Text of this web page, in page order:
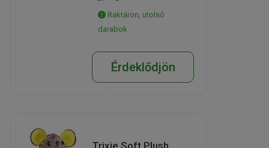
Raktáron, utolsó
darabok
Érdeklődjön
Trixie Soft Plush